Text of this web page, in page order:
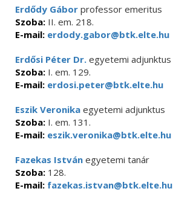
Erdődy Gábor professor emeritus
Szoba: II. em. 218.
E-mail: erdody.gabor@btk.elte.hu
Erdősi Péter Dr. egyetemi adjunktus
Szoba: I. em. 129.
E-mail: erdosi.peter@btk.elte.hu
Eszik Veronika egyetemi adjunktus
Szoba: I. em. 131.
E-mail: eszik.veronika@btk.elte.hu
Fazekas István egyetemi tanár
Szoba: 128.
E-mail: fazekas.istvan@btk.elte.hu